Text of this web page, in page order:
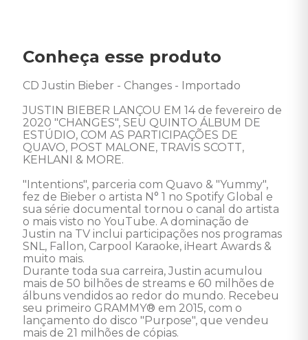
Conheça esse produto
CD Justin Bieber - Changes - Importado
JUSTIN BIEBER LANÇOU EM 14 de fevereiro de
2020 "CHANGES", SEU QUINTO ÁLBUM DE
ESTÚDIO, COM AS PARTICIPAÇÕES DE
QUAVO, POST MALONE, TRAVIS SCOTT,
KEHLANI & MORE.
"Intentions", parceria com Quavo & "Yummy",
fez de Bieber o artista N° 1 no Spotify Global e
sua série documental tornou o canal do artista
o mais visto no YouTube. A dominação de
Justin na TV inclui participações nos programas
SNL, Fallon, Carpool Karaoke, iHeart Awards &
muito mais.
Durante toda sua carreira, Justin acumulou
mais de 50 bilhões de streams e 60 milhões de
álbuns vendidos ao redor do mundo. Recebeu
seu primeiro GRAMMY® em 2015, com o
lançamento do disco "Purpose", que vendeu
mais de 21 milhões de cópias.